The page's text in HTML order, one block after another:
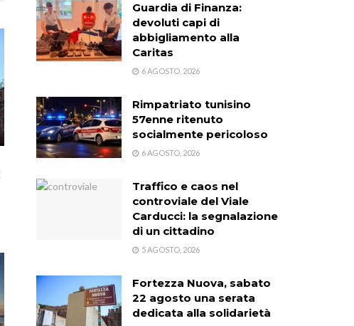
Guardia di Finanza:
devoluti capi di
abbigliamento alla
Caritas
6 AGOSTO, 2026
Rimpatriato tunisino
57enne ritenuto
socialmente pericoloso
6 AGOSTO, 2026
Traffico e caos nel
controviale del Viale
Carducci: la segnalazione
di un cittadino
5 AGOSTO, 2026
Fortezza Nuova, sabato
22 agosto una serata
dedicata alla solidarietà